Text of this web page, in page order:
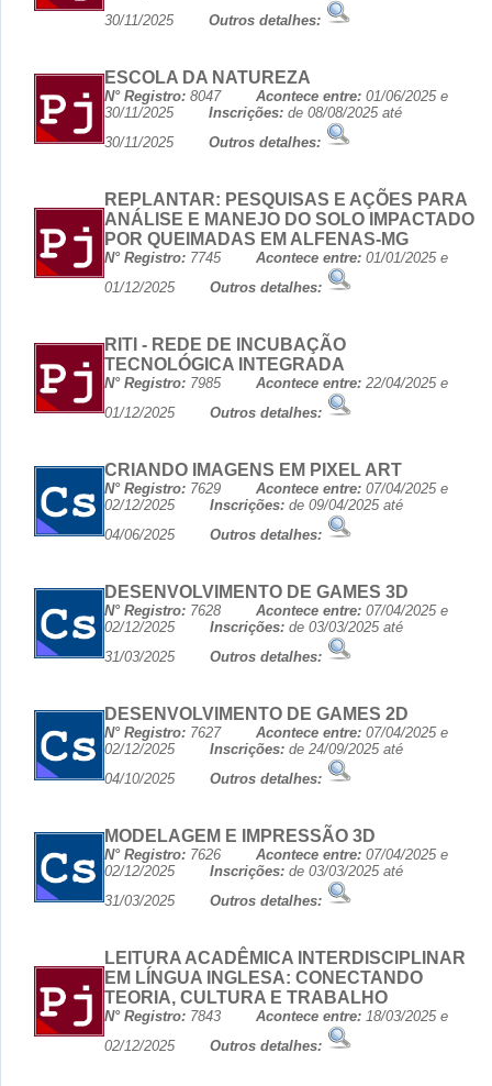
30/11/2025 Outros detalhes:
ESCOLA DA NATUREZA
N° Registro: 8047 Acontece entre: 01/06/2025 e
30/11/2025 Inscrições: de 08/08/2025 até
30/11/2025 Outros detalhes:
REPLANTAR: PESQUISAS E AÇÕES PARA
ANÁLISE E MANEJO DO SOLO IMPACTADO
POR QUEIMADAS EM ALFENAS-MG
N° Registro: 7745 Acontece entre: 01/01/2025 e
01/12/2025 Outros detalhes:
RITI - REDE DE INCUBAÇÃO
TECNOLÓGICA INTEGRADA
N° Registro: 7985 Acontece entre: 22/04/2025 e
01/12/2025 Outros detalhes:
CRIANDO IMAGENS EM PIXEL ART
N° Registro: 7629 Acontece entre: 07/04/2025 e
02/12/2025 Inscrições: de 09/04/2025 até
04/06/2025 Outros detalhes:
DESENVOLVIMENTO DE GAMES 3D
N° Registro: 7628 Acontece entre: 07/04/2025 e
02/12/2025 Inscrições: de 03/03/2025 até
31/03/2025 Outros detalhes:
DESENVOLVIMENTO DE GAMES 2D
N° Registro: 7627 Acontece entre: 07/04/2025 e
02/12/2025 Inscrições: de 24/09/2025 até
04/10/2025 Outros detalhes:
MODELAGEM E IMPRESSÃO 3D
N° Registro: 7626 Acontece entre: 07/04/2025 e
02/12/2025 Inscrições: de 03/03/2025 até
31/03/2025 Outros detalhes:
LEITURA ACADÊMICA INTERDISCIPLINAR
EM LÍNGUA INGLESA: CONECTANDO
TEORIA, CULTURA E TRABALHO
N° Registro: 7843 Acontece entre: 18/03/2025 e
02/12/2025 Outros detalhes: